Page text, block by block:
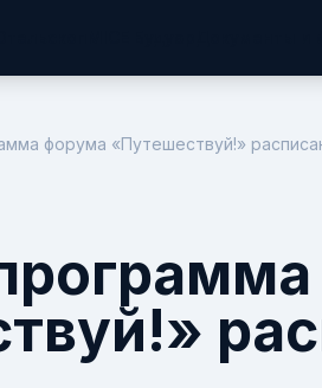
форума «Путешествуй!»